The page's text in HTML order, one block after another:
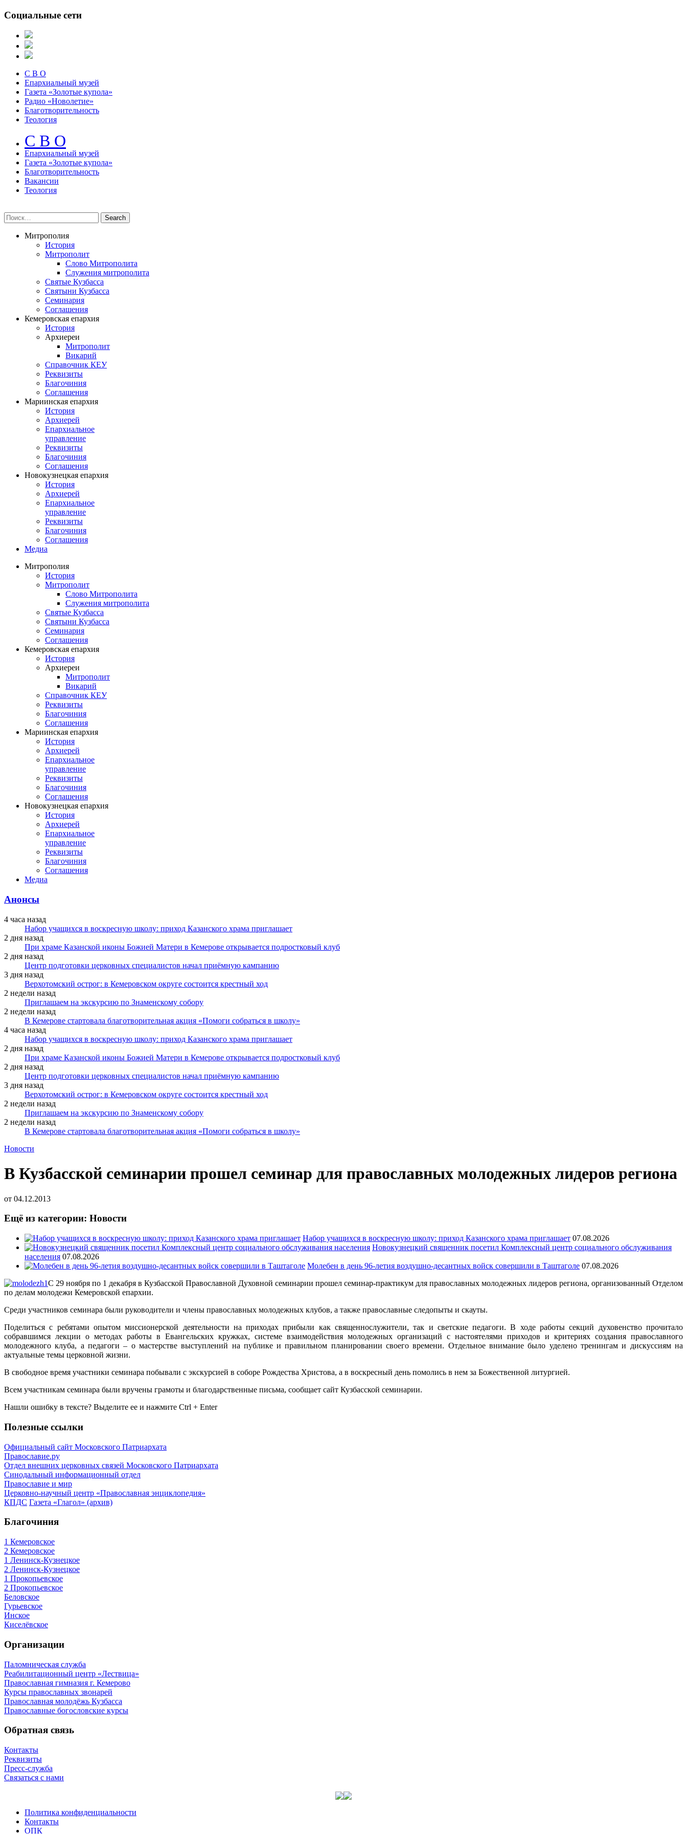
Социальные сети
С В О
Епархиальный музей
Газета «Золотые купола»
Радио «Новолетие»
Благотворительность
Теология
С В О
Епархиальный музeй
Газета «Золотые купола»
Благотворительность
Вакансии
Теология
Митрополия
История
Митрополит
Слово Митрополита
Служения митрополита
Святые Кузбасса
Святыни Кузбасса
Семинария
Соглашения
Кемеровская епархия
История
Архиереи
Митрополит
Викарий
Справочник КЕУ
Реквизиты
Благочиния
Соглашения
Мариинская епархия
История
Архиерей
Епархиальное
управление
Реквизиты
Благочиния
Соглашения
Новокузнецкая епархия
История
Архиерей
Епархиальное
управление
Реквизиты
Благочиния
Соглашения
Медиа
Митрополия
История
Митрополит
Слово Митрополита
Служения митрополита
Святые Кузбасса
Святыни Кузбасса
Семинария
Соглашения
Кемеровская епархия
История
Архиереи
Митрополит
Викарий
Справочник КЕУ
Реквизиты
Благочиния
Соглашения
Мариинская епархия
История
Архиерей
Епархиальное
управление
Реквизиты
Благочиния
Соглашения
Новокузнецкая епархия
История
Архиерей
Епархиальное
управление
Реквизиты
Благочиния
Соглашения
Медиа
Анонсы
4 часа назад
Набор учащихся в воскресную школу: приход Казанского храма приглашает
2 дня назад
При храме Казанской иконы Божией Матери в Кемерове открывается подростковый клуб
2 дня назад
Центр подготовки церковных специалистов начал приёмную кампанию
3 дня назад
Верхотомский острог: в Кемеровском округе состоится крестный ход
2 недели назад
Приглашаем на экскурсию по Знаменскому собору
2 недели назад
В Кемерове стартовала благотворительная акция «Помоги собраться в школу»
4 часа назад
Набор учащихся в воскресную школу: приход Казанского храма приглашает
2 дня назад
При храме Казанской иконы Божией Матери в Кемерове открывается подростковый клуб
2 дня назад
Центр подготовки церковных специалистов начал приёмную кампанию
3 дня назад
Верхотомский острог: в Кемеровском округе состоится крестный ход
2 недели назад
Приглашаем на экскурсию по Знаменскому собору
2 недели назад
В Кемерове стартовала благотворительная акция «Помоги собраться в школу»
Новости
В Кузбасской семинарии прошел семинар для православных молодежных лидеров региона
от 04.12.2013
Ещё из категории: Новости
Набор учащихся в воскресную школу: приход Казанского храма приглашает 07.08.2026
Новокузнецкий священник посетил Комплексный центр социального обслуживания
населения 07.08.2026
Молебен в день 96-летия воздушно-десантных войск совершили в Таштаголе 07.08.2026
С 29 ноября по 1 декабря в Кузбасской Православной Духовной семинарии прошел семинар-практикум для православных молодежных лидеров региона, организованный Отделом
по делам молодежи Кемеровской епархии.
Среди участников семинара были руководители и члены православных молодежных клубов, а также православные следопыты и скауты.
Поделиться с ребятами опытом миссионерской деятельности на приходах прибыли как священнослужители, так и светские педагоги. В ходе работы секций духовенство прочитало
собравшимся лекции о методах работы в Евангельских кружках, системе взаимодействия молодежных организаций с настоятелями приходов и критериях создания православного
молодежного клуба, а педагоги – о мастерстве выступлений на публике и правильном планировании своего времени. Отдельное внимание было уделено тренингам и дискуссиям на
актуальные темы церковной жизни.
В свободное время участники семинара побывали с экскурсией в соборе Рождества Христова, а в воскресный день помолись в нем за Божественной литургией.
Всем участникам семинара были вручены грамоты и благодарственные письма, сообщает сайт Кузбасской семинарии.
Нашли ошибку в тексте? Выделите ее и нажмите Ctrl + Enter
Полезные ссылки
Официальный сайт Московского Патриархата
Православие.ру
Отдел внешних церковных связей Московского Патриархата
Синодальный информационный отдел
Православие и мир
Церковно-научный центр «Православная энциклопедия»
КПДС Газета «Глагол» (архив)
Благочиния
1 Кемеровское
2 Кемеровское
1 Ленинск-Кузнецкое
2 Ленинск-Кузнецкое
1 Прокопьевское
2 Прокопьевское
Беловское
Гурьевское
Инское
Киселёвское
Организации
Паломническая служба
Реабилитационный центр «Лествица»
Православная гимназия г. Кемерово
Курсы православных звонарей
Православная молодёжь Кузбасса
Православные богословские курсы
Обратная связь
Контакты
Реквизиты
Пресс-служба
Связаться с нами
Политика конфиденциальности
Контакты
ОПК